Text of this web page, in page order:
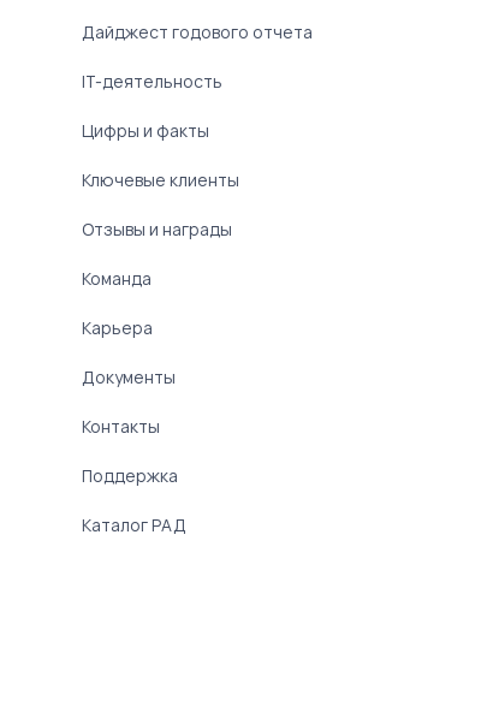
Дайджест годового отчета
IT-деятельность
Цифры и факты
Ключевые клиенты
Отзывы и награды
Команда
Карьера
Документы
Контакты
Поддержка
Каталог РАД